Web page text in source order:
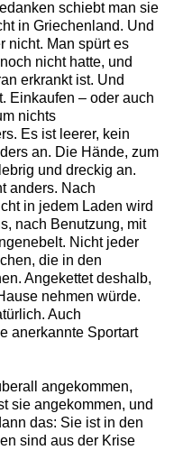
schiebt man sie
in Griechenland. Und
nicht. Man spürt es
nicht hatte, und
erkrankt ist. Und
Einkaufen – oder auch
nichts
Es ist leerer, kein
an. Die Hände, zum
und dreckig an.
anders. Nach
in jedem Laden wird
nach Benutzung, mit
Nicht jeder
die in den
Angekettet deshalb,
nehmen würde.
Auch
anerkannte Sportart
angekommen,
sie angekommen, und
das: Sie ist in den
sind aus der Krise